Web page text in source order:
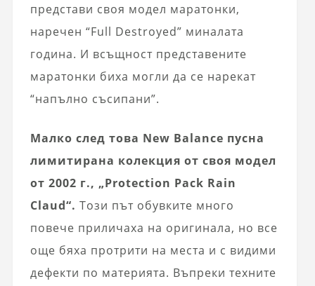
представи своя модел маратонки,
наречен “Full Destroyed” миналата
година. И всъщност представените
маратонки биха могли да се нарекат
“напълно съсипани”.
Малко след това New Balance пусна
лимитирана колекция от своя модел
от 2002 г., „Protection Pack Rain
Claud“. Този път обувките много
повече приличаха на оригинала, но все
още бяха протрити на места и с видими
дефекти по материята. Въпреки техните